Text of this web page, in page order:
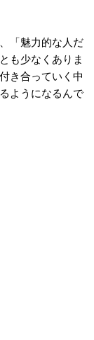
「魅力的な人だ
も少なくありま
き合っていく中
ようになるんで